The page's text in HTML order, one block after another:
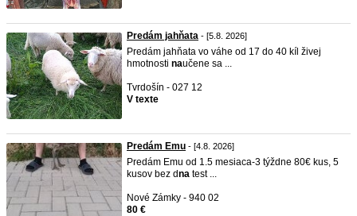
Predám jahňata - [5.8. 2026]
Predám jahňata vo váhe od 17 do 40 kíl živej
hmotnosti naučene sa ...
Tvrdošín - 027 12
V texte
Predám Emu - [4.8. 2026]
Predám Emu od 1.5 mesiaca-3 týždne 80€ kus, 5
kusov bez dna test ...
Nové Zámky - 940 02
80 €